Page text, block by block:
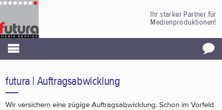
Ihr starker Partner für
Medienproduktionen!
futura | Auftragsabwicklung
Wir versichern eine zügige Auftragsabwicklung. Schon im Vorfeld